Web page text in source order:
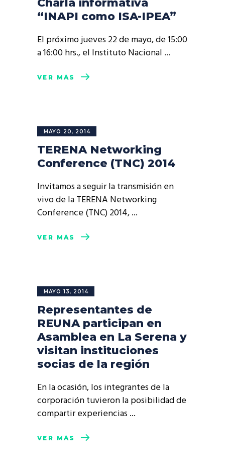
Charla informativa
“INAPI como ISA-IPEA”
El próximo jueves 22 de mayo, de 15:00
a 16:00 hrs., el Instituto Nacional
VER MÁS
MAYO 20, 2014
TERENA Networking
Conference (TNC) 2014
Invitamos a seguir la transmisión en
vivo de la TERENA Networking
Conference (TNC) 2014,
VER MÁS
MAYO 13, 2014
Representantes de
REUNA participan en
Asamblea en La Serena y
visitan instituciones
socias de la región
En la ocasión, los integrantes de la
corporación tuvieron la posibilidad de
compartir experiencias
VER MÁS